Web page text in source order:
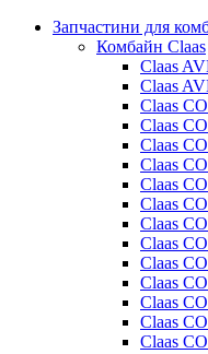
Запчастини для
Комбайн Claas
Claas
Claas
Claas
Claas
Claas
Claas
Claas
Claas
Claas
Claas
Claas
Claas
Claas
Claas
Claas